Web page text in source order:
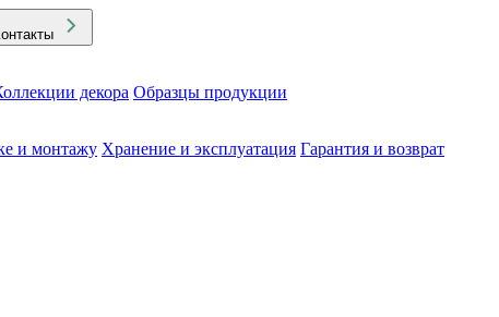
декора Образцы продукции
и монтажу Хранение и эксплуатация Гарантия и возврат